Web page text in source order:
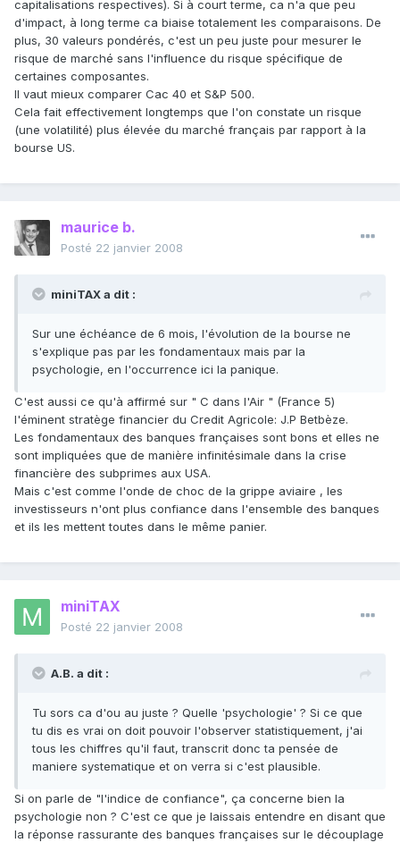
capitalisations respectives). Si à court terme, ca n'a que peu
d'impact, à long terme ca biaise totalement les comparaisons. De
plus, 30 valeurs pondérés, c'est un peu juste pour mesurer le
risque de marché sans l'influence du risque spécifique de
certaines composantes.
Il vaut mieux comparer Cac 40 et S&P 500.
Cela fait effectivement longtemps que l'on constate un risque
(une volatilité) plus élevée du marché français par rapport à la
bourse US.
maurice b.
Posté 22 janvier 2008
miniTAX a dit :
Sur une échéance de 6 mois, l'évolution de la bourse ne
s'explique pas par les fondamentaux mais par la
psychologie, en l'occurrence ici la panique.
C'est aussi ce qu'à affirmé sur " C dans l'Air " (France 5)
l'éminent stratège financier du Credit Agricole: J.P Betbèze.
Les fondamentaux des banques françaises sont bons et elles ne
sont impliquées que de manière infinitésimale dans la crise
financière des subprimes aux USA.
Mais c'est comme l'onde de choc de la grippe aviaire , les
investisseurs n'ont plus confiance dans l'ensemble des banques
et ils les mettent toutes dans le même panier.
miniTAX
Posté 22 janvier 2008
A.B. a dit :
Tu sors ca d'ou au juste ? Quelle 'psychologie' ? Si ce que
tu dis es vrai on doit pouvoir l'observer statistiquement, j'ai
tous les chiffres qu'il faut, transcrit donc ta pensée de
maniere systematique et on verra si c'est plausible.
Si on parle de "l'indice de confiance", ça concerne bien la
psychologie non ? C'est ce que je laissais entendre en disant que
la réponse rassurante des banques françaises sur le découplage